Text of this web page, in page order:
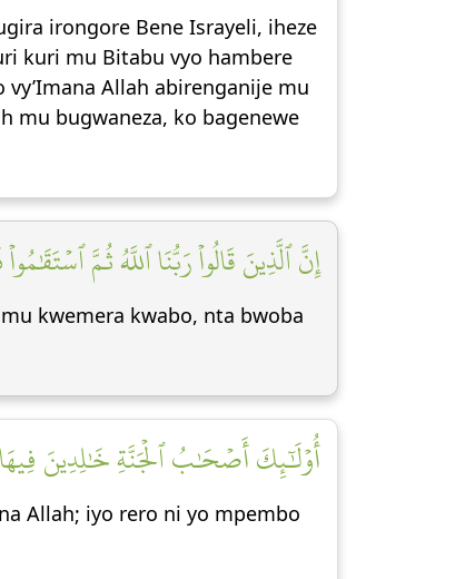
irongore Bene Israyeli, iheze
kuri mu Bitabu vyo hambere
Allah abirenganije mu
mu bugwaneza, ko bagenewe
إِنَّ ٱلَّذِينَ قَالُواْ رَبُّنَا ٱللَّهُ ثُمَّ
kwemera kwabo, nta bwoba
أُوْلَٰٓئِكَ أَصۡحَٰبُ ٱلۡجَنَّةِ خَٰلِدِينَ فِيهَا
Allah; iyo rero ni yo mpembo